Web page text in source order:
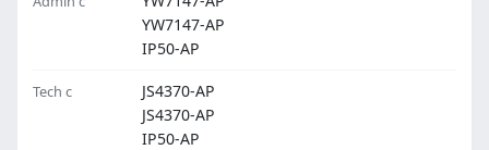
YW7147-AP
IP50-AP
Tech c
JS4370-AP
JS4370-AP
IP50-AP